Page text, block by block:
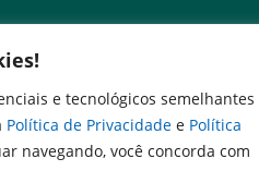
e tecnológicos semelhantes
Política de Privacidade e Política
navegando, você concorda com